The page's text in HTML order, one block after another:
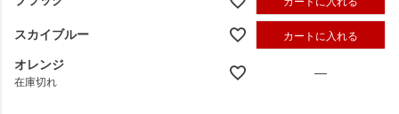
スカイブルー カートに入れる
オレンジ
在庫切れ
—